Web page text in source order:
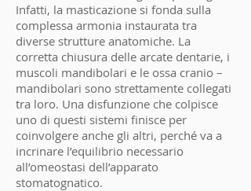
Infatti, la masticazione si fonda sulla
complessa armonia instaurata tra
diverse strutture anatomiche. La
corretta chiusura delle arcate dentarie, i
muscoli mandibolari e le ossa cranio –
mandibolari sono strettamente collegati
tra loro. Una disfunzione che colpisce
uno di questi sistemi finisce per
coinvolgere anche gli altri, perché va a
incrinare l’equilibrio necessario
all’omeostasi dell’apparato
stomatognatico.